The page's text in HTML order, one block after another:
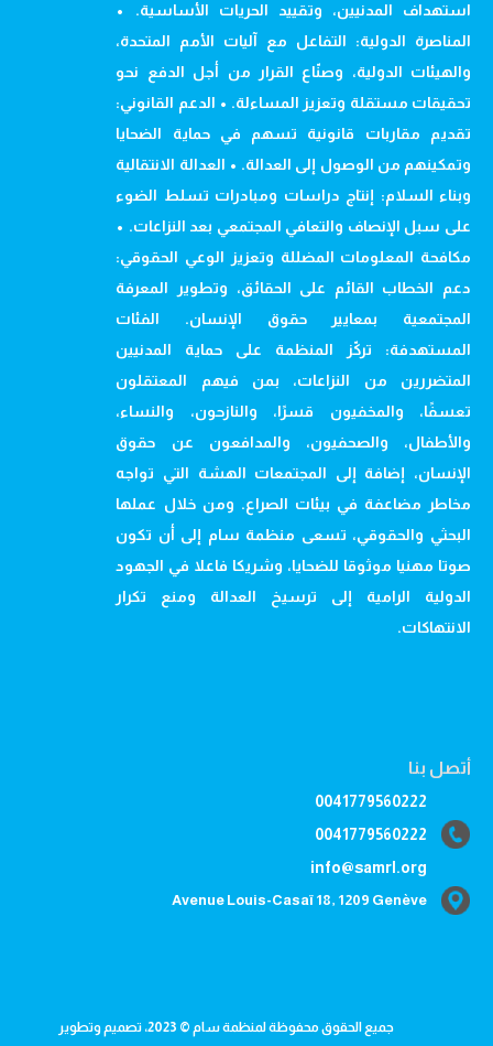
استهداف المدنيين، وتقييد الحريات الأساسية. •
المناصرة الدولية: التفاعل مع آليات الأمم المتحدة،
والهيئات الدولية، وصنّاع القرار من أجل الدفع نحو
تحقيقات مستقلة وتعزيز المساءلة. • الدعم القانوني:
تقديم مقاربات قانونية تسهم في حماية الضحايا
وتمكينهم من الوصول إلى العدالة. • العدالة الانتقالية
وبناء السلام: إنتاج دراسات ومبادرات تسلط الضوء
على سبل الإنصاف والتعافي المجتمعي بعد النزاعات. •
مكافحة المعلومات المضللة وتعزيز الوعي الحقوقي:
دعم الخطاب القائم على الحقائق، وتطوير المعرفة
المجتمعية بمعايير حقوق الإنسان. الفئات
المستهدفة: تركّز المنظمة على حماية المدنيين
المتضررين من النزاعات، بمن فيهم المعتقلون
تعسفًا، والمخفيون قسرًا، والنازحون، والنساء،
والأطفال، والصحفيون، والمدافعون عن حقوق
الإنسان، إضافة إلى المجتمعات الهشة التي تواجه
مخاطر مضاعفة في بيئات الصراع. ومن خلال عملها
البحثي والحقوقي، تسعى منظمة سام إلى أن تكون
صوتا مهنيا موثوقا للضحايا، وشريكا فاعلا في الجهود
الدولية الرامية إلى ترسيخ العدالة ومنع تكرار
الانتهاكات.
أتصل بنا
0041779560222
0041779560222
info@samrl.org
Avenue Louis-Casaï 18, 1209 Genève
جميع الحقوق محفوظة لمنظمة سام © 2023، تصميم وتطوير